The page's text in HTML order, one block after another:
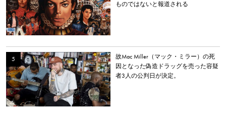
ものではないと報道される
故Mac Miller（マック・ミラー）の死
因となった偽造ドラッグを売った容疑
者3人の公判日が決定。